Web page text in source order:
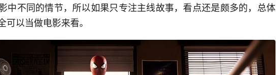
中不同的情节，所以如果只专注主线故事，看点还是颇多的，总体
可以当做电影来看。